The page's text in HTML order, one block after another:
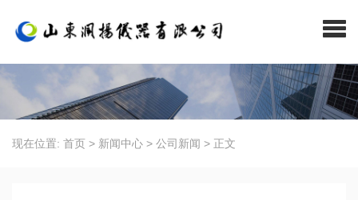
现在位置: 首页 > 新闻中心 > 公司新闻 > 正文